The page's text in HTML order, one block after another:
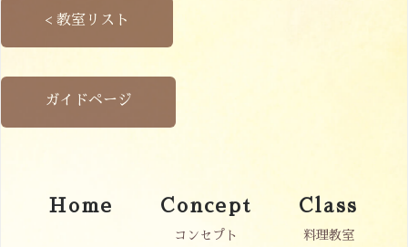
< 教室リスト
ガイドページ
Home Concept
コンセプト
Class
料理教室